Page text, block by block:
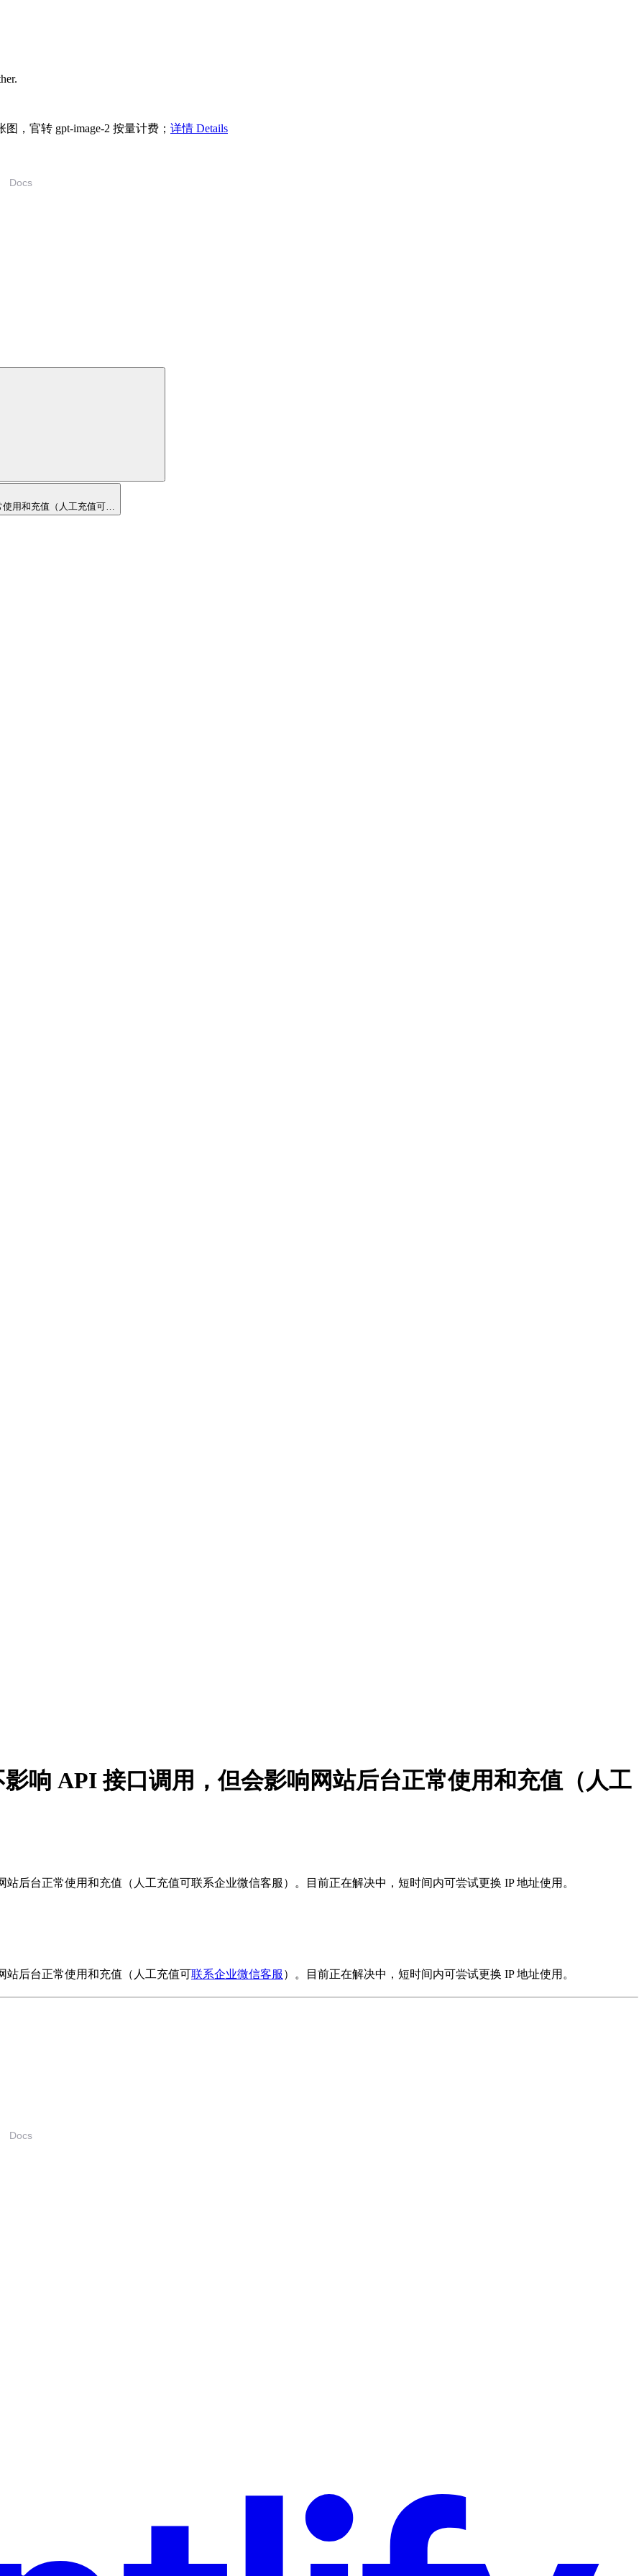
图，官转 gpt-image-2 按量计费； 详情 Details
用和充值（人工充值可…
响 API 接口调用，但会影响网站后台正常使用和充值（人工
后台正常使用和充值（人工充值可联系企业微信客服）。目前正在解决中，短时间内可尝试更换 IP 地址使用。
站后台正常使用和充值（人工充值可联系企业微信客服 ）。目前正在解决中，短时间内可尝试更换 IP 地址使用。